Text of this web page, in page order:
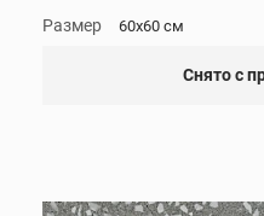
Размер 60x60 см
Снято с